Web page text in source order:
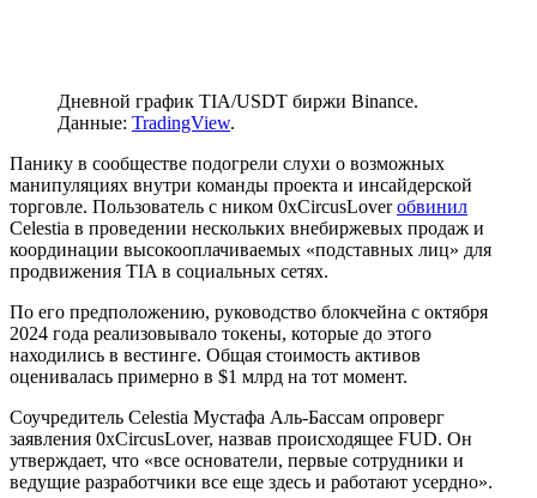
Дневной график TIA/USDT биржи Binance.
Данные: TradingView.
Панику в сообществе подогрели слухи о возможных
манипуляциях внутри команды проекта и инсайдерской
торговле. Пользователь с ником 0xCircusLoverобвинил
Celestia в проведении нескольких внебиржевых продаж и
координации высокооплачиваемых «подставных лиц» для
продвижения TIA в социальных сетях.
По его предположению, руководство блокчейна с октября
2024 года реализовывало токены, которые до этого
находились в вестинге. Общая стоимость активов
оценивалась примерно в $1 млрд на тот момент.
Соучредитель Celestia Мустафа Аль-Бассам опроверг
заявления 0xCircusLover, назвав происходящее FUD. Он
утверждает, что «все основатели, первые сотрудники и
ведущие разработчики все еще здесь и работают усердно».